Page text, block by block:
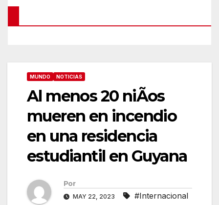
MUNDO NOTICIAS
Al menos 20 niÃos
mueren en incendio
en una residencia
estudiantil en Guyana
Por
MAY 22, 2023 #Internacional